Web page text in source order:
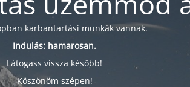
karbantartási munkák vannak.
Indulás: hamarosan.
Látogass vissza később!
Köszönöm szépen!